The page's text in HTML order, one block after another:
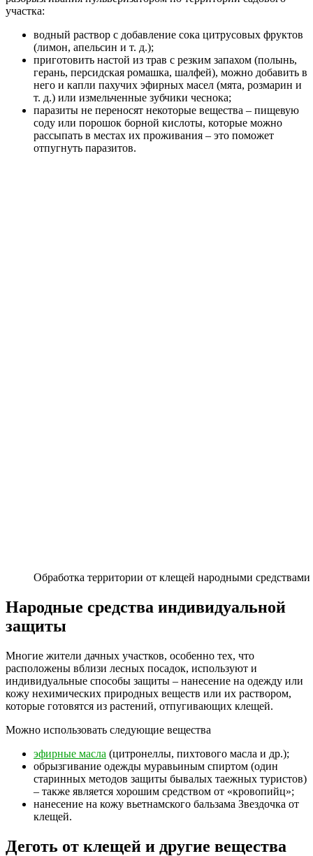
участка:
водный раствор с добавление сока цитрусовых фруктов
(лимон, апельсин и т. д.);
приготовить настой из трав с резким запахом (полынь,
герань, персидская ромашка, шалфей), можно добавить в
него и капли пахучих эфирных масел (мята, розмарин и
т. д.) или измельченные зубчики чеснока;
паразиты не переносят некоторые вещества – пищевую
соду или порошок борной кислоты, которые можно
рассыпать в местах их проживания – это поможет
отпугнуть паразитов.
Обработка территории от клещей народными средствами
Народные средства индивидуальной
защиты
Многие жители дачных участков, особенно тех, что
расположены вблизи лесных посадок, используют и
индивидуальные способы защиты – нанесение на одежду или
кожу нехимических природных веществ или их раствором,
которые готовятся из растений, отпугивающих клещей.
Можно использовать следующие вещества
эфирные масла (цитронеллы, пихтового масла и др.);
обрызгивание одежды муравьиным спиртом (один
старинных методов защиты бывалых таежных туристов)
– также является хорошим средством от «кровопийц»;
нанесение на кожу вьетнамского бальзама Звездочка от
клещей.
Деготь от клещей и другие вещества